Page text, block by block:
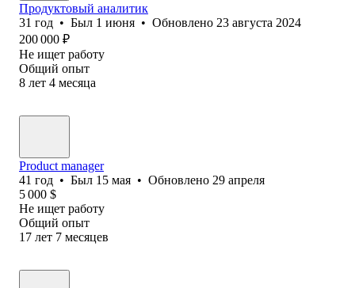
Продуктовый аналитик
31 год • Был 1 июня • Обновлено 23 августа 2024
200 000 ₽
Не ищет работу
Общий опыт
8 лет 4 месяца
Product manager
41 год • Был 15 мая • Обновлено 29 апреля
5 000 $
Не ищет работу
Общий опыт
17 лет 7 месяцев